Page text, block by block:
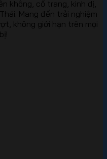
không, cổ trang, kinh dị,
Mang đến trải nghiệm
không giới hạn trên mọi